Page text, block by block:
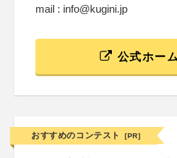
mail : info@kugini.jp
公式ホー
おすすめのコンテスト [PR]